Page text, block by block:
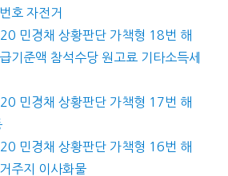
호 자전거
민경채 상황판단 가책형 18번 해
기준액 참석수당 원고료 기타소득세
민경채 상황판단 가책형 17번 해
민경채 상황판단 가책형 16번 해
주지 이사화물